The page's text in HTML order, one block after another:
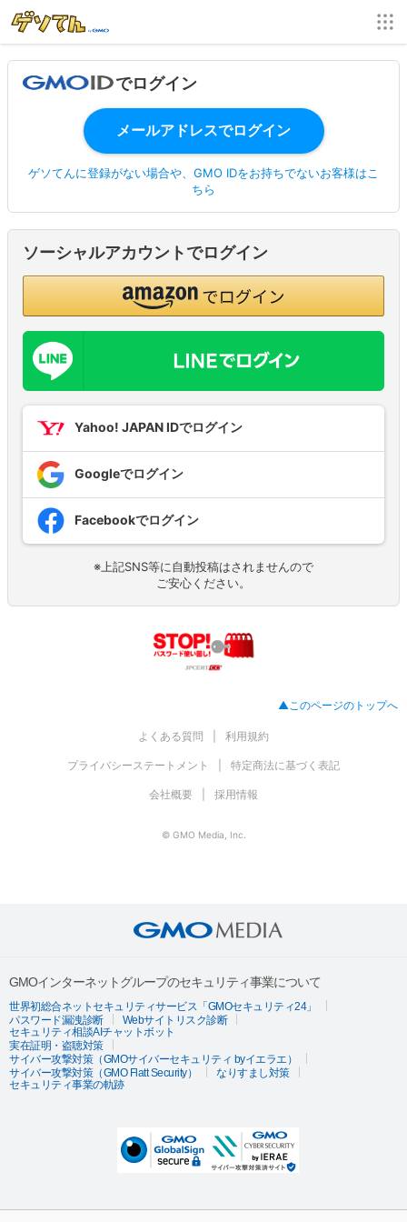
でログイン
ゲソてんに登録がない場合や、GMO IDをお持ちでないお客様はこ
ちら
ソーシャルアカウントでログイン
Yahoo! JAPAN IDでログイン
Googleでログイン
Facebookでログイン
※上記SNS等に自動投稿はされませんので
ご安心ください。
▲このページのトップへ
よくある質問 利用規約
プライバシーステートメント 特定商法に基づく表記
会社概要 採用情報
© GMO Media, Inc.
GMOインターネットグループのセキュリティ事業について
世界初総合ネットセキュリティサービス「GMOセキュリティ24」
パスワード漏洩診断
Webサイトリスク診断
セキュリティ相談AIチャットボット
実在証明・盗聴対策
サイバー攻撃対策（GMOサイバーセキュリティ byイエラエ）
サイバー攻撃対策（GMO Flatt Security）
なりすまし対策
セキュリティ事業の軌跡